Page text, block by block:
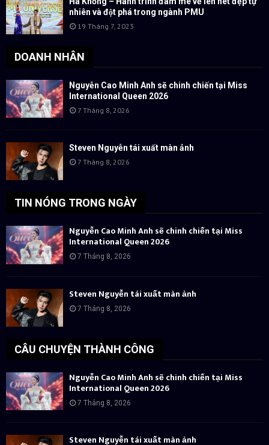
nhiên và đột phá trong ngành PMU
19 Tháng 7, 2023
DOANH NHÂN
Nguyễn Cao Minh Anh sẽ chinh chiến tại Miss
International Queen 2026
7 Tháng 8, 2026
Steven Nguyễn tái xuất màn ảnh
7 Tháng 8, 2026
TIN NÓNG TRONG NGÀY
Nguyễn Cao Minh Anh sẽ chinh chiến tại Miss
International Queen 2026
7 Tháng 8, 2026
Steven Nguyễn tái xuất màn ảnh
7 Tháng 8, 2026
CÂU CHUYỆN THÀNH CÔNG
Nguyễn Cao Minh Anh sẽ chinh chiến tại Miss
International Queen 2026
7 Tháng 8, 2026
Steven Nguyễn tái xuất màn ảnh